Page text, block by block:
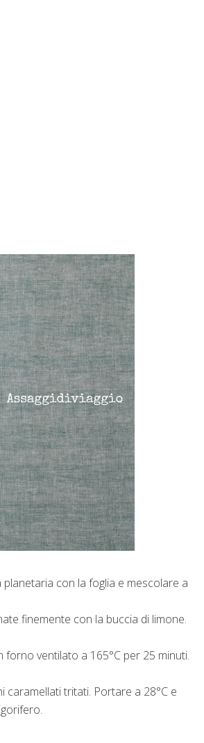
con la foglia e mescolare a
finemente con la buccia di limone.
ventilato a 165°C per 25 minuti.
caramellati tritati. Portare a 28°C e